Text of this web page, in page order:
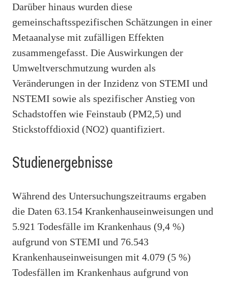
Darüber hinaus wurden diese
gemeinschaftsspezifischen Schätzungen in einer
Metaanalyse mit zufälligen Effekten
zusammengefasst. Die Auswirkungen der
Umweltverschmutzung wurden als
Veränderungen in der Inzidenz von STEMI und
NSTEMI sowie als spezifischer Anstieg von
Schadstoffen wie Feinstaub (PM2,5) und
Stickstoffdioxid (NO2) quantifiziert.
Studienergebnisse
Während des Untersuchungszeitraums ergaben
die Daten 63.154 Krankenhauseinweisungen und
5.921 Todesfälle im Krankenhaus (9,4 %)
aufgrund von STEMI und 76.543
Krankenhauseinweisungen mit 4.079 (5 %)
Todesfällen im Krankenhaus aufgrund von